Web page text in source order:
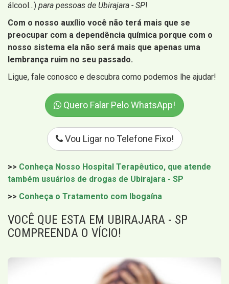
álcool...) para pessoas de Ubirajara - SP!
Com o nosso auxílio você não terá mais que se
preocupar com a dependência química porque com o
nosso sistema ela não será mais que apenas uma
lembrança ruim no seu passado.
Ligue, fale conosco e descubra como podemos lhe ajudar!
Quero Falar Pelo WhatsApp!
Vou Ligar no Telefone Fixo!
>> Conheça Nosso Hospital Terapêutico, que atende
também usuários de drogas de Ubirajara - SP
>> Conheça o Tratamento com Ibogaína
VOCÊ QUE ESTA EM UBIRAJARA - SP
COMPREENDA O VÍCIO!